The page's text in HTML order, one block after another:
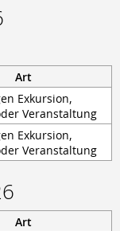
Unterrichtszeiten
Art
Exkursion,
Veranstaltung
Exkursion,
Veranstaltung
Art